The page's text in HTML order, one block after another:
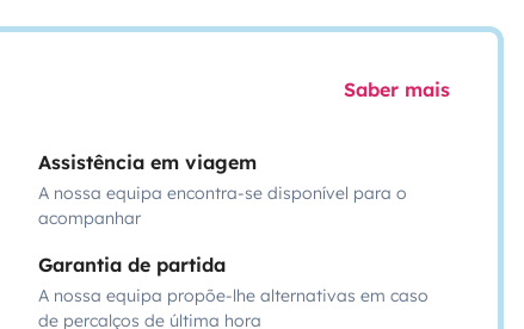
Saber mais
Assistência em viagem
A nossa equipa encontra-se disponível para o
acompanhar
Garantia de partida
A nossa equipa propõe-lhe alternativas em caso
de percalços de última hora